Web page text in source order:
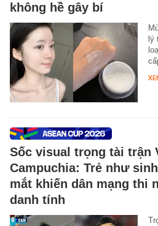
không hề gây bí
lý
Sốc visual trọng tài trận
Campuchia: Trẻ như
mắt khiến dân mạng thi
danh tính